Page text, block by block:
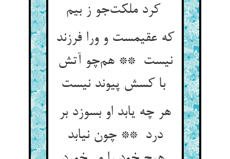
که عقیمست و ورا فرزند
نیست ** هم‌چو آتش
با کسش پیوند نیست
هر چه یابد او بسوزد بر
درد ** چون نیابد